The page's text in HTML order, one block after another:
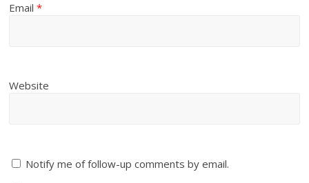
Email*
Website
Notify me of follow-up comments by email.